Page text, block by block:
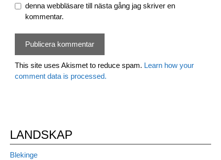
denna webbläsare till nästa gång jag skriver en
kommentar.
This site uses Akismet to reduce spam. Learn how your
comment data is processed.
LANDSKAP
Blekinge